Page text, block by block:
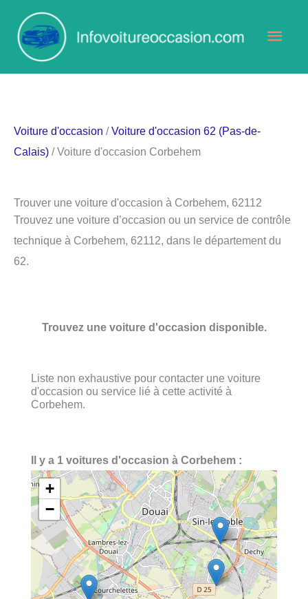
contenu
Voiture d'occasion /Voiture d'occasion 62 (Pas-de-
Calais) / Voiture d'occasion Corbehem
Trouver une voiture d'occasion à Corbehem, 62112
Trouvez une voiture d’occasion ou un service de contrôle
technique à Corbehem, 62112, dans le département du
62.
Trouvez une voiture d'occasion disponible.
Liste non exhaustive pour contacter une voiture
d'occasion ou service lié à cette activité à
Corbehem.
Il y a 1 voitures d'occasion à Corbehem :
+
−